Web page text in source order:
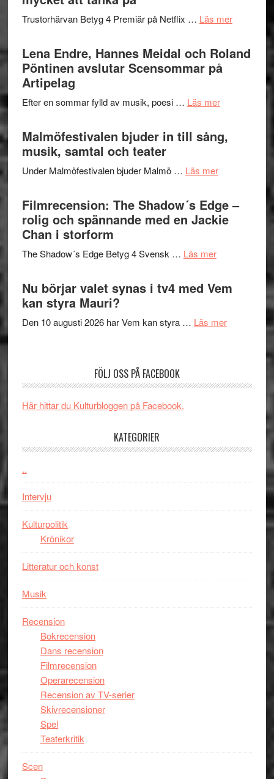
–
Delvis
bortom
terräng
Trustorhärvan Betyg 4 Premiär på Netflix … Läs merom
–
Lena Endre, Hannes Meidal och Roland
Pöntinen avslutar Scensommar på
Artipelag
Efter en sommar fylld av musik, poesi … Läs merom
Hannes
Pöntinen
avslutar
Malmöfestivalen bjuder in till sång,
musik, samtal och teater
Under Malmöfestivalen bjuder Malmö … Läs merom
in
till
och
Filmrecension: The Shadow´s Edge –
rolig och spännande med en Jackie
Chan i storform
The Shadow´s Edge Betyg 4 Svensk … Läs merom
Shadow
Edge
spännande
Nu börjar valet synas i tv4 med Vem
kan styra Mauri?
Den 10 augusti 2026 har Vem kan styra … Läs merom
kan
FÖLJ OSS PÅ FACEBOOK
Här hittar du Kulturbloggen på Facebook.
KATEGORIER
..
Intervju
Kulturpolitik
Krönikor
Litteratur och konst
Musik
Recension
Bokrecension
Dans recension
Filmrecension
Operarecension
Recension av TV-serier
Skivrecensioner
Spel
Teaterkritik
Scen